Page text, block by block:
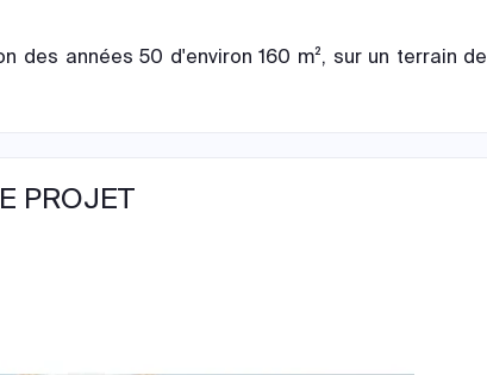
des années 50 d'environ 160 m², sur un terrain de
PROJET